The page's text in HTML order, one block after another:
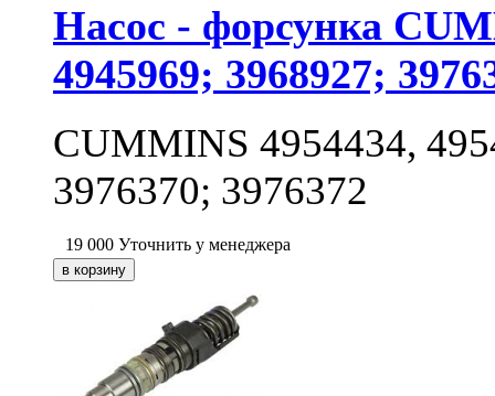
Насос - форсунка
4945969; 3968927;
CUMMINS 4954434,
3976370; 3976372
19 000 Уточнить у менеджера